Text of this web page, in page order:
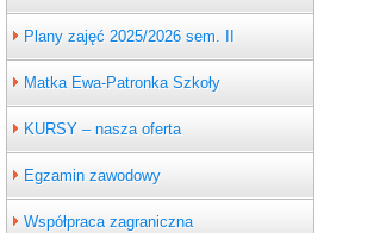
Plany zajęć 2025/2026 sem. II
Matka Ewa-Patronka Szkoły
KURSY – nasza oferta
Egzamin zawodowy
Współpraca zagraniczna